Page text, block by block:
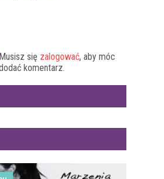
Musisz się zalogować, aby móc
komentarz.